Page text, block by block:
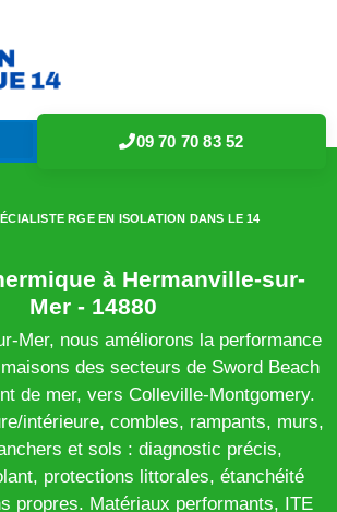
09 70 70 83 52
RGE EN ISOLATION DANS LE 14
à Hermanville-sur-
Mer - 14880
Mer, nous améliorons la performance
des secteurs de Sword Beach
de mer, vers Colleville-Montgomery.
intérieure, combles, rampants, murs,
et sols : diagnostic précis,
protections littorales, étanchéité
propres. Matériaux performants, ITE